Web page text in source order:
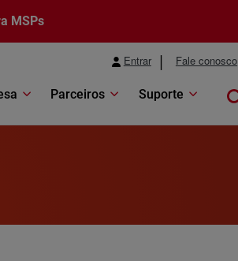
MSPs
Entrar Fale conosco
Parceiros Suporte